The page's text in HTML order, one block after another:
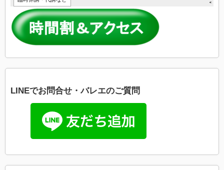
LINEでお問合せ・バレエのご質問